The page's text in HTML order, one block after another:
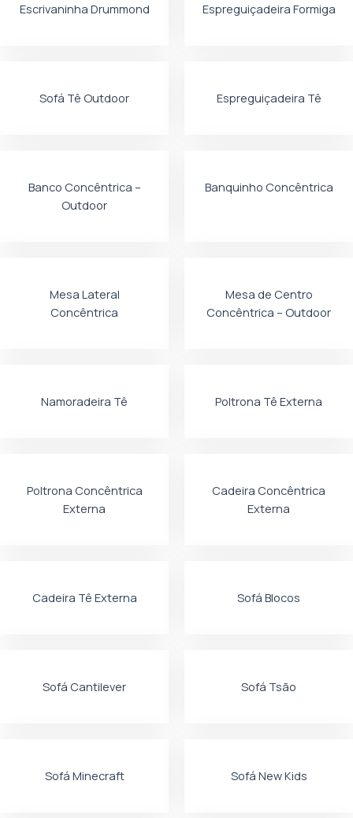
Escrivaninha Drummond Espreguiçadeira Formiga
Sofá Tê Outdoor Espreguiçadeira Tê
Banco Concêntrica –
Outdoor
Banquinho Concêntrica
Mesa Lateral
Concêntrica
Mesa de Centro
Concêntrica – Outdoor
Namoradeira Tê Poltrona Tê Externa
Poltrona Concêntrica
Externa
Cadeira Concêntrica
Externa
Cadeira Tê Externa Sofá Blocos
Sofá Cantilever Sofá Tsão
Sofá Minecraft Sofá New Kids